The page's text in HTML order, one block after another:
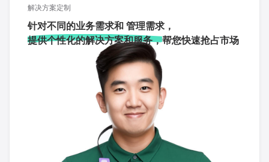
解决方案定制
针对不同的业务需求和 管理需求，
提供个性化的解决方案和服务，帮您快速抢占市场